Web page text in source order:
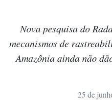
Nova pesquisa do
mecanismos de
Amazônia ainda não
25 de